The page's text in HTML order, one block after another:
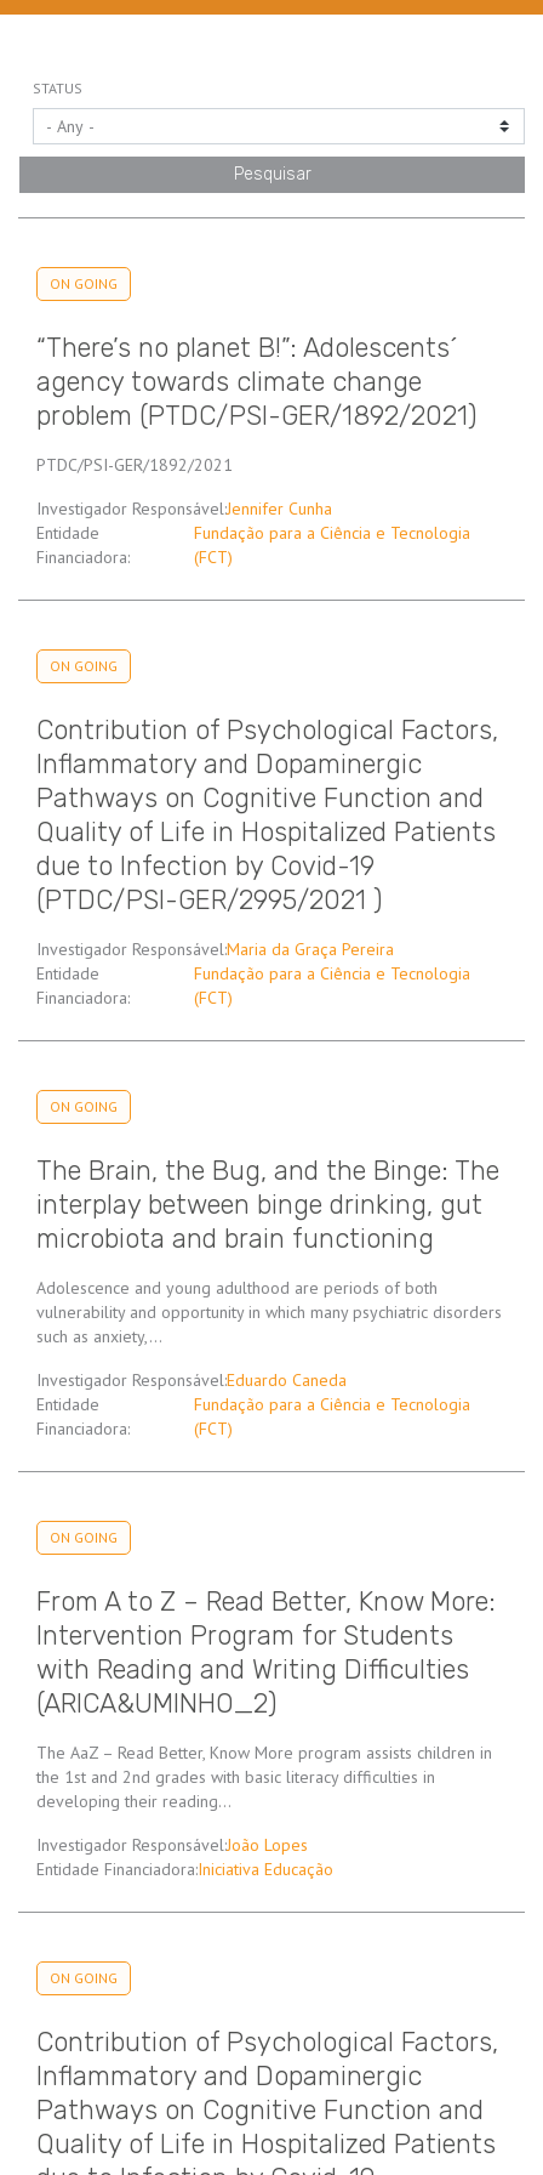
STATUS
ON GOING
“There’s no planet B!”: Adolescents´
agency towards climate change
problem (PTDC/PSI-GER/1892/2021)
PTDC/PSI-GER/1892/2021
Investigador Responsável:Jennifer Cunha
Entidade
Financiadora:
Fundação para a Ciência e Tecnologia
(FCT)
ON GOING
Contribution of Psychological Factors,
Inflammatory and Dopaminergic
Pathways on Cognitive Function and
Quality of Life in Hospitalized Patients
due to Infection by Covid-19
(PTDC/PSI-GER/2995/2021 )
Investigador Responsável:Maria da Graça Pereira
Entidade
Financiadora:
Fundação para a Ciência e Tecnologia
(FCT)
ON GOING
The Brain, the Bug, and the Binge: The
interplay between binge drinking, gut
microbiota and brain functioning
Adolescence and young adulthood are periods of both
vulnerability and opportunity in which many psychiatric disorders
such as anxiety,…
Investigador Responsável:Eduardo Caneda
Entidade
Financiadora:
Fundação para a Ciência e Tecnologia
(FCT)
ON GOING
From A to Z – Read Better, Know More:
Intervention Program for Students
with Reading and Writing Difficulties
(ARICA&UMINHO_2)
The AaZ – Read Better, Know More program assists children in
the 1st and 2nd grades with basic literacy difficulties in
developing their reading…
Investigador Responsável:João Lopes
Entidade Financiadora:Iniciativa Educação
ON GOING
Contribution of Psychological Factors,
Inflammatory and Dopaminergic
Pathways on Cognitive Function and
Quality of Life in Hospitalized Patients